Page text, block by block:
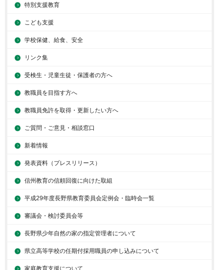
特別支援教育
こども支援
学校保健、給食、安全
リンク集
受検生・児童生徒・保護者の方へ
教職員を目指す方へ
教職員免許を取得・更新したい方へ
ご質問・ご意見・相談窓口
新着情報
発表資料（プレスリリース）
信州教育の信頼回復に向けた取組
平成29年度長野県教育委員会定例会・臨時会一覧
審議会・検討委員会等
長野県少年自然の家の指定管理者について
県立高等学校の任期付採用職員の申し込みについて
家庭教育支援について